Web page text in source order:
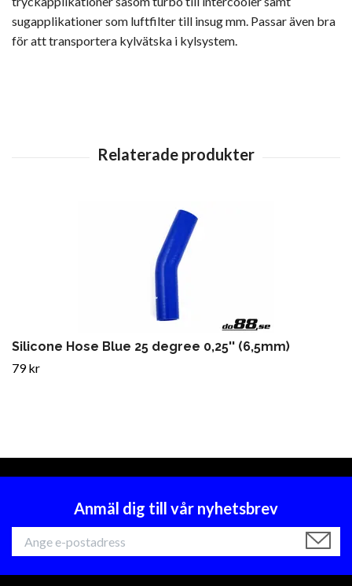
sugapplikationer som luftfilter till insug mm. Passar även bra
för att transportera kylvätska i kylsystem.
Silicone Hose Blue 25 degree 0,25'' (6,5mm)
79 kr
Anmäl dig till vår nyhetsbrev